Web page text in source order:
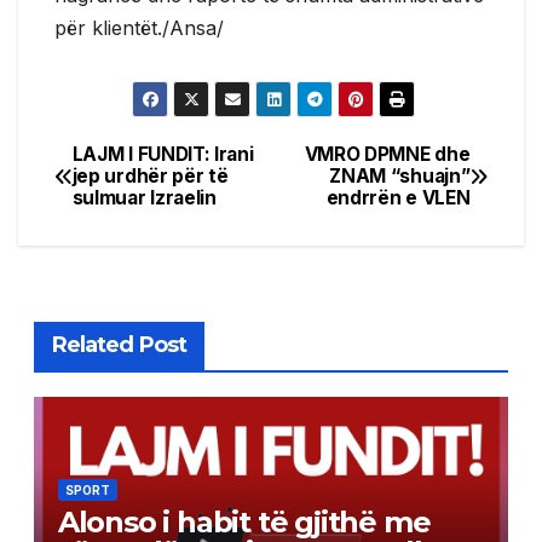
për klientët./Ansa/
Post
navigation
VMRO DPMNE dhe
ZNAM “shuajn”
endrrën e VLEN
LAJM I FUNDIT: Irani
jep urdhër për të
sulmuar Izraelin
Related Post
SPORT
Alonso i habit të gjithë me